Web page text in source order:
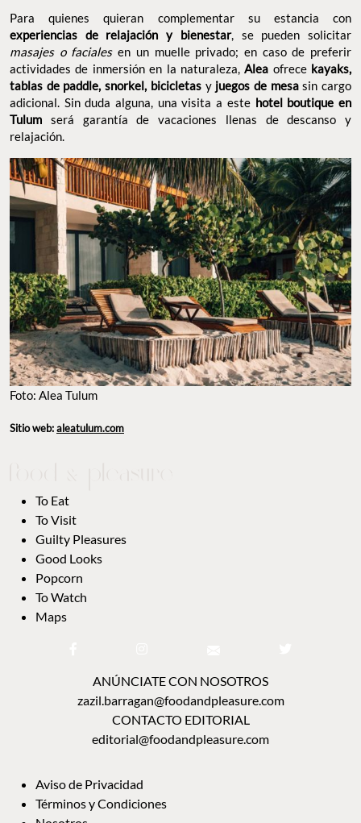
Para quienes quieran complementar su estancia con
experiencias de relajación y bienestar, se pueden solicitar
masajes o facialesen un muelle privado; en caso de preferir
actividades de inmersión en la naturaleza,Alea ofrece kayaks,
tablas de paddle, snorkel, bicicletasy juegos de mesasin cargo
adicional. Sin duda alguna, una visita a este hotel boutique en
Tulum será garantía de vacaciones llenas de descanso y
relajación.
Foto: Alea Tulum
Sitio web:aleatulum.com
To Eat
To Visit
Guilty Pleasures
Good Looks
Popcorn
To Watch
Maps
ANÚNCIATE CON NOSOTROS
zazil.barragan@foodandpleasure.com
CONTACTO EDITORIAL
editorial@foodandpleasure.com
Aviso de Privacidad
Términos y Condiciones